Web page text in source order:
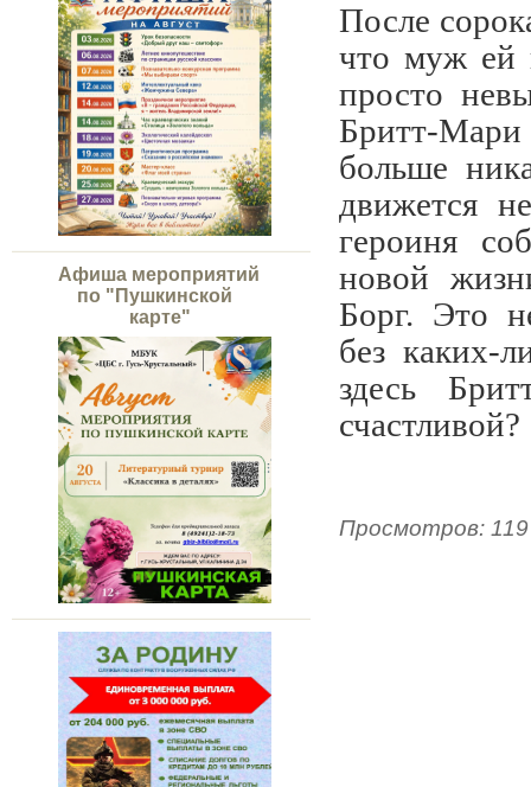
Афиша мероприятий
по "Пушкинской
карте"
После
что муж ей
просто
Бритт-Мари
больше
движется
героиня
новой
Борг. Это
без каких-
здесь
счастливой?
Просмотров: 119